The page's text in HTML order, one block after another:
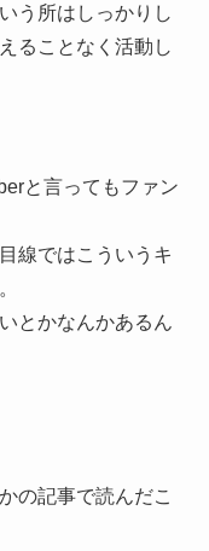
う所はしっかりし
ることなく活動し
と言ってもファン
線ではこういうキ
とかなんかあるん
の記事で読んだこ